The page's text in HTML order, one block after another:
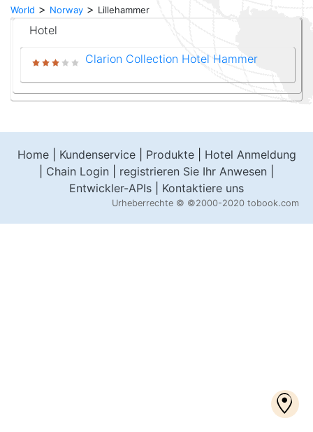
World > Norway > Lillehammer
Hotel
Clarion Collection Hotel Hammer
Home| Kundenservice| Produkte| Hotel Anmeldung
Chain Login registrieren Sie Ihr Anwesen
Entwickler-APIs
Kontaktiere uns
Urheberrechte © ©2000-2020 tobook.com